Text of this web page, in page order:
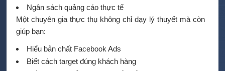
Ngân sách quảng cáo thực tế
Một chuyên gia thực thụ không chỉ dạy lý thuyết mà còn
giúp bạn:
Hiểu bản chất Facebook Ads
Biết cách target đúng khách hàng